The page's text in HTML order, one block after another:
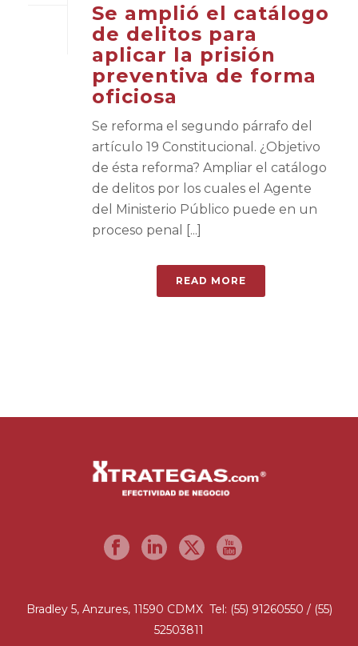
Se amplió el catálogo
de delitos para
aplicar la prisión
preventiva de forma
oficiosa
Se reforma el segundo párrafo del
artículo 19 Constitucional. ¿Objetivo
de ésta reforma? Ampliar el catálogo
de delitos por los cuales el Agente
del Ministerio Público puede en un
proceso penal [...]
READ MORE
Bradley 5, Anzures, 11590 CDMX Tel: (55) 91260550 / (55)
52503811